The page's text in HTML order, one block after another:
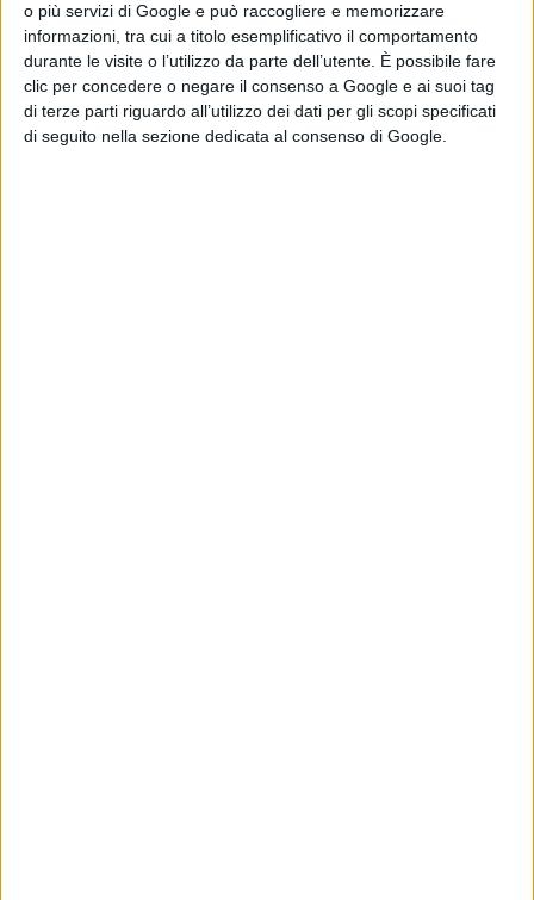
o più servizi di Google e può raccogliere e memorizzare
informazioni, tra cui a titolo esemplificativo il comportamento
durante le visite o l’utilizzo da parte dell’utente. È possibile fare
clic per concedere o negare il consenso a Google e ai suoi tag
di terze parti riguardo all’utilizzo dei dati per gli scopi specificati
di seguito nella sezione dedicata al consenso di Google.
ATTUALITÀ